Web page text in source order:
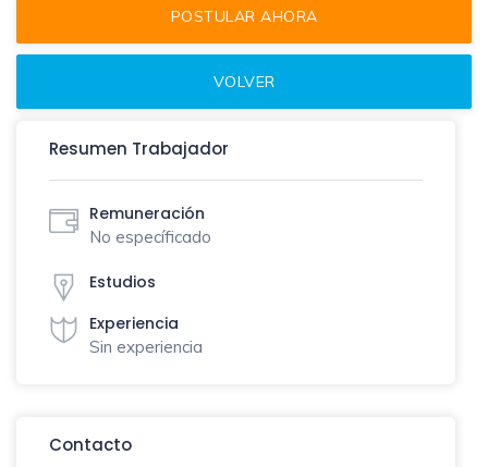
Resumen Trabajador
Remuneración
No específicado
Estudios
Experiencia
Sin experiencia
Contacto